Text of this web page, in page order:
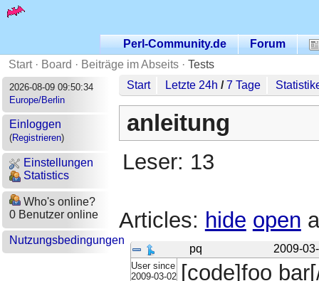
Perl-Community.de
Forum
Start· Board · Beiträge im Abseits · Tests
2026-08-09 09:50:34
Europe/Berlin
Einloggen
(Registrieren)
Einstellungen
Statistics
Who's online?
0 Benutzer online
Nutzungsbedingungen
Start Letzte 24h /7 Tage
anleitung
Leser: 13
Articles: hide open
pq 2009-
User since
2009-03-02
[code]foo